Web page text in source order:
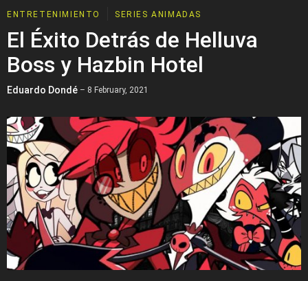
ENTRETENIMIENTO SERIES ANIMADAS
El Éxito Detrás de Helluva
Boss y Hazbin Hotel
Eduardo Dondé – 8 February, 2021